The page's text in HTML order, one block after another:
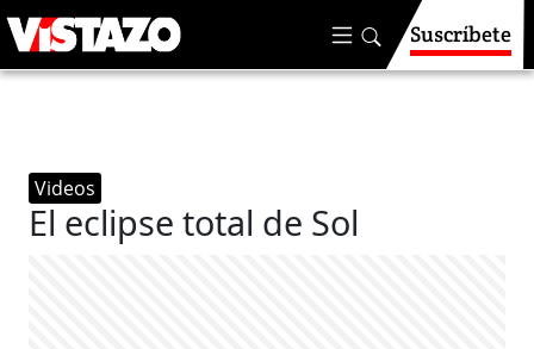
Suscríbete
Videos
El eclipse total de Sol